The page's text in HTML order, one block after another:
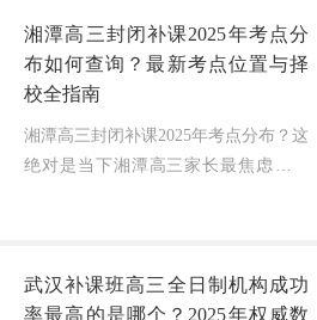
的“...
湘潭高三封闭补课2025年考点分
布如何查询？最新考点位置与择
校全指南
湘潭高三封闭补课2025年考点分布？这
绝对是当下湘潭高三家长最焦虑的问
息...
武汉补课班高三全日制机构成功
率最高的是哪个？2025年权威数